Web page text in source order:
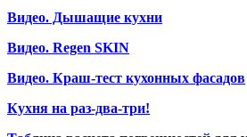
Видео. Дышащие кухни
Видео. Regen SKIN
Видео. Краш-тест кухонных фасадов
Кухня на раз-два-три!